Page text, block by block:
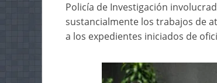
Policía de Investigación
sustancialmente los trabajos de
a los expedientes iniciados de